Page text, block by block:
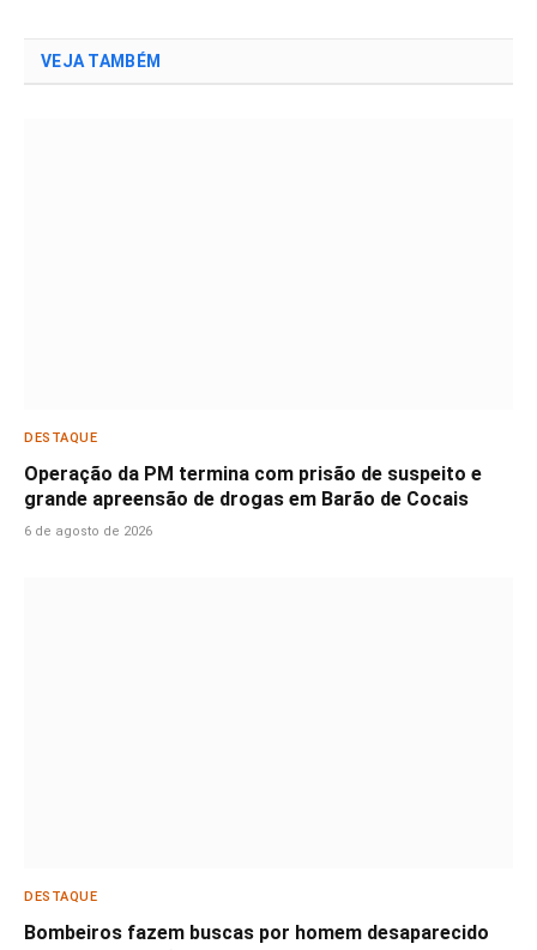
VEJA TAMBÉM
DESTAQUE
Operação da PM termina com prisão de suspeito e
grande apreensão de drogas em Barão de Cocais
6 de agosto de 2026
DESTAQUE
Bombeiros fazem buscas por homem desaparecido